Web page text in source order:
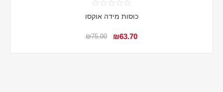
כוסות מידה אוקסו
₪63.70
₪75.00